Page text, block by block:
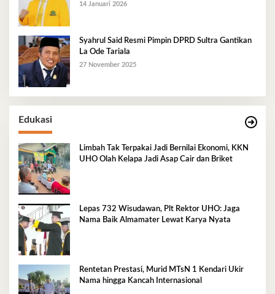
14 Januari 2026
Syahrul Said Resmi Pimpin DPRD Sultra Gantikan
La Ode Tariala
27 November 2025
Edukasi
Limbah Tak Terpakai Jadi Bernilai Ekonomi, KKN
UHO Olah Kelapa Jadi Asap Cair dan Briket
Lepas 732 Wisudawan, Plt Rektor UHO: Jaga
Nama Baik Almamater Lewat Karya Nyata
Rentetan Prestasi, Murid MTsN 1 Kendari Ukir
Nama hingga Kancah Internasional